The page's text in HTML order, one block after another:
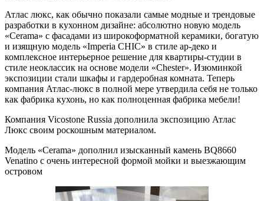
Атлас люкс, как обычно показали самые модные и трендовые
разработки в кухонном дизайне: абсолютно новую модель
«Cerama» с фасадами из широкоформатной керамики, богатую
и изящную модель «Imperia CHIC» в стиле ар-деко и
комплексное интерьерное решение для квартиры-студии в
стиле неоклассик на основе модели «Chester». Изюминкой
экспозиции стали шкафы и гардеробная комната. Теперь
компания Атлас-люкс в полной мере утвердила себя не только
как фабрика кухонь, но как полноценная фабрика мебели!
Компания Vicostone Russia дополнила экспозицию Атлас
Люкс своим роскошным материалом.
Модель «Cerama» дополнил изысканный камень BQ8660
Venatino с очень интересной формой мойки и выезжающим
островом